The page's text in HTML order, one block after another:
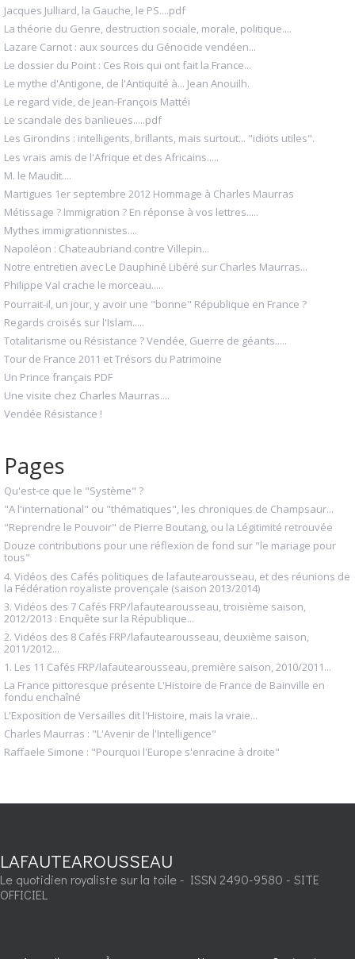
Jacques Julliard, la Gauche, le PS....pdf
La théorie du Genre, destruction sociale, morale, politique....
Lazare Carnot : aux sources du Génocide vendéen...
Le dossier du Point : Ces Rois qui ont fait la France...
Le mythe d'Antigone, de l'Antiquité à... Jean Anouilh.
Le regard vide, de Jean-François Mattéi
Le scandale des banlieues.....pdf
Les Girondins : intelligents, brillants, mais surtout... "idiots utiles".
Les vrais amis de l'Afrique et des Africains.....
M. le Maudit....
Martigues 1er septembre 2012 Hommage à Charles Maurras
Métissage ? Immigration ? En réponse à vos lettres.....
Mythes immigrationnistes....
Napoléon : Chateaubriand contre Villepin...
Notre entretien avec Le Dauphiné Libéré sur Charles Maurras...
Philippe Val crache le morceau.....
Pourrait-il, un jour, y avoir une "bonne" République en France ?
Regards croisés sur l'Islam.....
Totalitarisme ou Résistance ? Vendée, Guerre de géants.....
Tour de France 2011 et Trésors du Patrimoine
Un Prince français PDF
Une visite chez Charles Maurras....
Vendée Résistance !
Pages
Qu'est-ce que le "Système" ?
"A l'international" ou "thématiques", les chroniques de Champsaur...
"Reprendre le Pouvoir" de Pierre Boutang, ou la Légitimité retrouvée
Douze contributions pour une réflexion de fond sur "le mariage pour
tous"
4. Vidéos des Cafés politiques de lafautearousseau, et des réunions de
la Fédération royaliste provençale (saison 2013/2014)
3. Vidéos des 7 Cafés FRP/lafautearousseau, troisième saison,
2012/2013 : Enquête sur la République...
2. Vidéos des 8 Cafés FRP/lafautearousseau, deuxième saison,
2011/2012...
1. Les 11 Cafés FRP/lafautearousseau, première saison, 2010/2011...
La France pittoresque présente L'Histoire de France de Bainville en
fondu enchaîné
L'Exposition de Versailles dit l'Histoire, mais la vraie...
Charles Maurras : "L'Avenir de l'Intelligence"
Raffaele Simone : "Pourquoi l'Europe s'enracine à droite"
LAFAUTEAROUSSEAU
Le quotidien royaliste sur la toile - ISSN 2490-9580 - SITE
OFFICIEL